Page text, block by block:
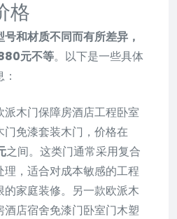
格
和材质不同而有所差异，
元不等。以下是一些具体
派木门保障房酒店工程卧室
门免漆套装木门，价格在
之间。这类门通常采用复合
，适合对成本敏感的工程
家庭装修。另一款欧派木
酒店宿舍免漆门卧室门木塑